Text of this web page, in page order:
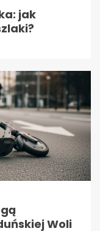
jak
Woli